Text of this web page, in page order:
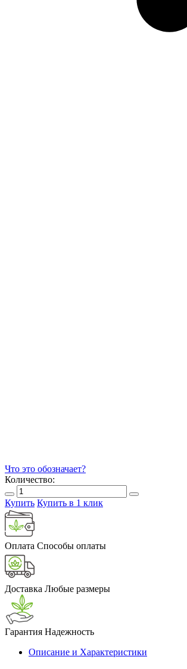
Что это обозначает?
Количество:
Купить Купить в 1 клик
Оплата Способы оплаты
Доставка Любые размеры
Гарантия Надежность
Описание и Характеристики